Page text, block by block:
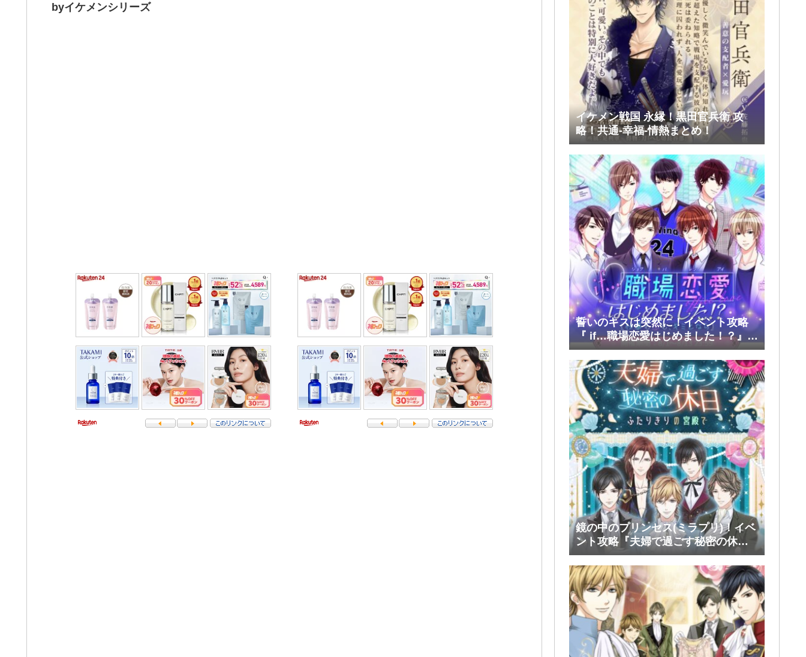
byイケメンシリーズ
イケメン戦国 永縁！黒田官兵衛 攻
略！共通-幸福-情熱まとめ！
誓いのキスは突然に！イベント攻略
『 if…職場恋愛はじめました！？』前
半(大和・レン・環・蒼太)
鏡の中のプリンセス(ミラプリ)！イベ
ント攻略『夫婦で過ごす秘密の休
日』後半(ファリス・ヴィンセント)